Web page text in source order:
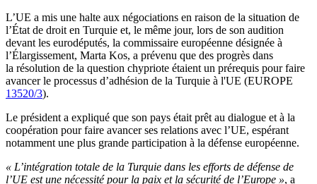
L’UE a mis une halte aux négociations en raison de la situation de
l’État de droit en Turquie et, le même jour, lors de son audition
devant les eurodéputés, la commissaire européenne désignée à
l’Élargissement, Marta Kos, a prévenu que des progrès dans
la résolution de la question chypriote étaient un prérequis pour faire
avancer le processus d’adhésion de la Turquie à l'UE (EUROPE
13520/3).
Le président a expliqué que son pays était prêt au dialogue et à la
coopération pour faire avancer ses relations avec l’UE, espérant
notamment une plus grande participation à la défense européenne.
« L’intégration totale de la Turquie dans les efforts de défense de
l’UE est une nécessité pour la paix et la sécurité de l’Europe », a